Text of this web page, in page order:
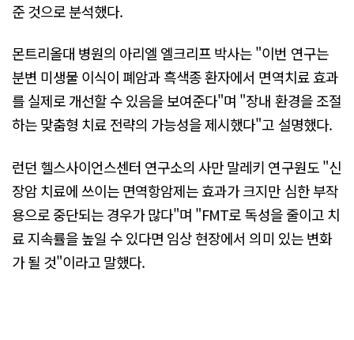
준 것으로 분석했다.
몬트리올대 병원의 아리엘 엘크리프 박사는 "이번 연구는
분변 미생물 이식이 폐암과 흑색종 환자에서 면역치료 효과
를 실제로 개선할 수 있음을 보여준다"며 "장내 환경을 조절
하는 맞춤형 치료 전략의 가능성을 제시했다"고 설명했다.
런던 헬스사이언스센터 연구소의 사만 말레키 연구원도 "신
장암 치료에 쓰이는 면역항암제는 효과가 크지만 심한 부작
용으로 중단되는 경우가 많다"며 "FMT로 독성을 줄이고 치
료 지속률을 높일 수 있다면 임상 현장에서 의미 있는 변화
가 될 것"이라고 말했다.